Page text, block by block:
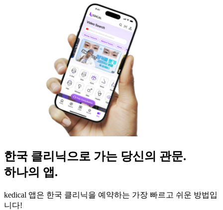
한국 클리닉으로 가는 당신의 관문.
하나의 앱.
kedical 앱은 한국 클리닉을 예약하는 가장 빠르고 쉬운 방법입
니다!